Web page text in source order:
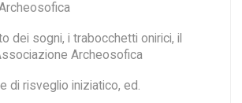
dei sogni, i trabocchetti onirici, il
Archeosofica
di risveglio iniziatico, ed.